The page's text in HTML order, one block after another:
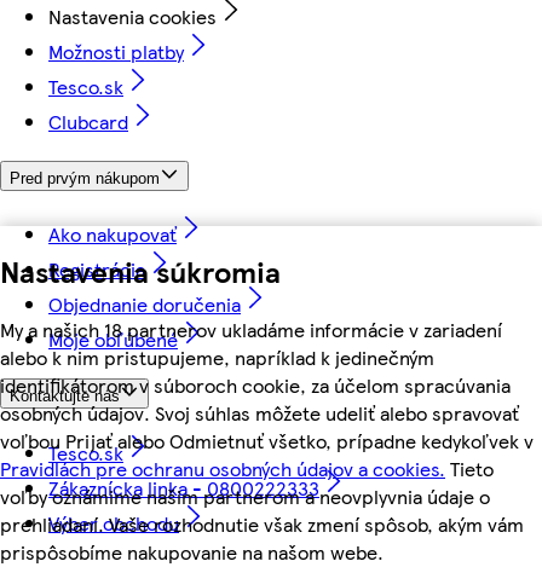
Nastavenia súkromia
My a našich 18 partnerov ukladáme informácie v zariadení
alebo k nim pristupujeme, napríklad k jedinečným
identifikátorom v súboroch cookie, za účelom spracúvania
osobných údajov. Svoj súhlas môžete udeliť alebo spravovať
voľbou Prijať alebo Odmietnuť všetko, prípadne kedykoľvek v
Pravidlách pre ochranu osobných údajov a cookies. Tieto
voľby oznámime našim partnerom a neovplyvnia údaje o
prehliadaní. Vaše rozhodnutie však zmení spôsob, akým vám
prispôsobíme nakupovanie na našom webe.
Nastavenia cookies
Možnosti platby
Tesco.sk
Clubcard
Pred prvým nákupom
Ako nakupovať
Registrácia
Objednanie doručenia
Moje obľúbené
Kontaktujte nás
Tesco.sk
Zákaznícka linka - 0800222333
Výber obchodu